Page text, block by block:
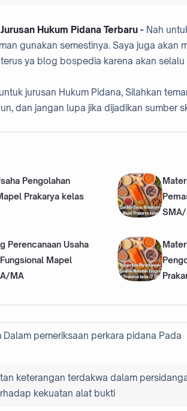
Hukum Pidana Terbaru - Nah
gunakan semestinya. Saya juga akan
ya blog bospedia karena akan
jurusan Hukum Pidana, Silahkan
dan jangan lupa jika dijadikan sumber
Pengolahan
Prakarya kelas
Perencanaan Usaha
Mapel
MA
Dalam pemeriksaan perkara pidana Pada
keterangan terdakwa dalam
kekuatan alat bukti